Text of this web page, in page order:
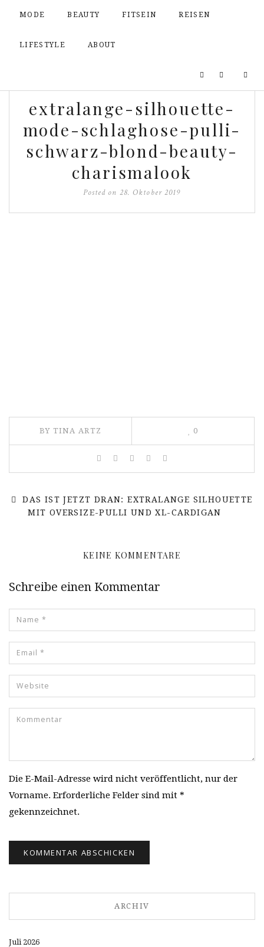
MODE BEAUTY FITSEIN REISEN
LIFESTYLE ABOUT
extralange-silhouette-
mode-schlaghose-pulli-
schwarz-blond-beauty-
charismalook
Posted on 28. Oktober 2019
BY TINA ARTZ 0
DAS IST JETZT DRAN: EXTRALANGE SILHOUETTE
MIT OVERSIZE-PULLI UND XL-CARDIGAN
KEINE KOMMENTARE
Schreibe einen Kommentar
Die E-Mail-Adresse wird nicht veröffentlicht, nur der
Vorname. Erforderliche Felder sind mit *
gekennzeichnet.
ARCHIV
Juli 2026